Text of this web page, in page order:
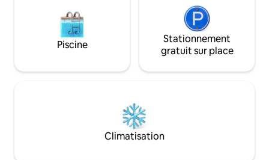
Piscine
Stationnement
gratuit sur place
Climatisation